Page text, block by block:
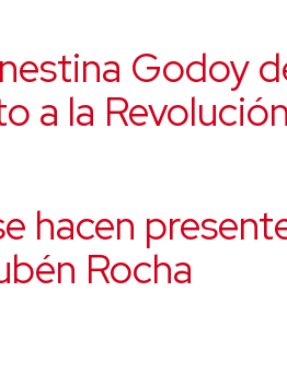
Godoy
a la
hacen
Rocha